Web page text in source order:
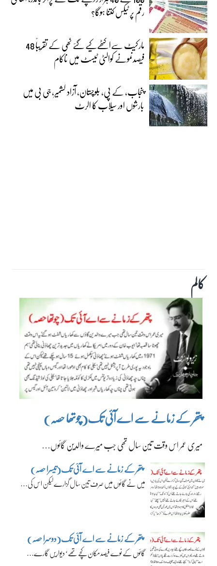
رقم پر ٹیکس کتنا ہوگا؟
مارکیٹ سےاکٹھےکیے گئے گھی کے تقریباً 48
فیصدنمونے کوالٹی ٹیسٹ میں ناکام
پنجاب، کے پی، بلوچستان، آزاد کشمیر، جی بی میں
بارشوں اور سیلاب کا الرٹ
کالم
پتھر کے زمانے سے اے آئی تک(چوتھا حصہ)
میری عمر اس وقت تین سال تھی جب میرے والدین گائوں…
پتھر کے زمانے سے اے آئی تک(تیسرا حصہ)
میں نے گائوں میں صرف تین سال گزارے لیکن اس کی…
پتھر کے زمانے سے اے آئی تک(دوسرا حصہ)
گائوں کے نوے فیصد مکان کچے تھے‘ دیواریں گارے…